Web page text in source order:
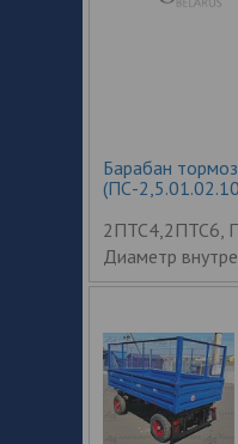
Барабан
(ПС-
2ПТС4,2ПТС6,
Диаметр